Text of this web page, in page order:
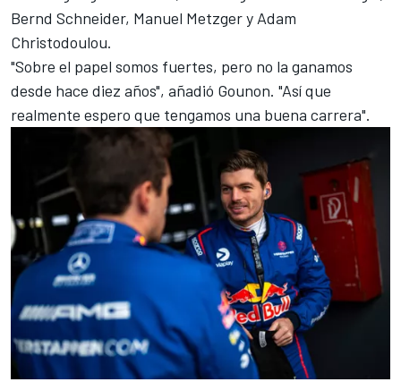
Bernd Schneider, Manuel Metzgery Adam
Christodoulou.
"Sobre el papel somos fuertes, pero no la ganamos
desde hace diez años", añadió Gounon. "Así que
realmente espero que tengamos una buena carrera".